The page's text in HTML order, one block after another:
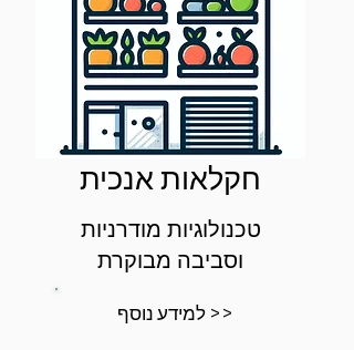
חקלאות אנכית
טכנולוגיות מודרניות
וסביבה מבוקרת
למידע נוסף >>